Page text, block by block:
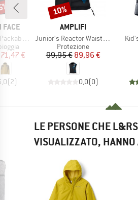
FACE
Shell
ridotto
71,47 €
(2)
MARCHIO
AMPLIFI
Articolo
Junior's Reactor Waistcoat
Gruppo di prodotti
Protezione
Prezzo
99,95 €Prezzo ridotto
89,96 €
0,0(0)
Sconto
10%
LE PERSONE CHE
VISUALIZZATO, HANNO